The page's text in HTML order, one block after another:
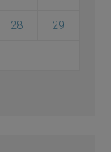
28 29